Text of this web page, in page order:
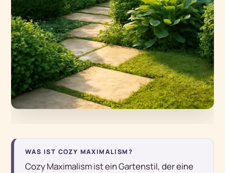
WAS IST COZY MAXIMALISM?
Cozy Maximalism ist ein Gartenstil, der eine